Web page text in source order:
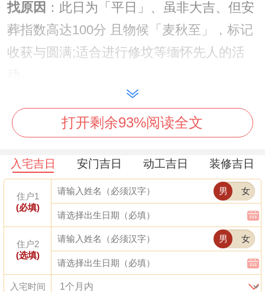
找原因 ：此日为「平日」、虽非大吉、但安
葬指数高达100分 且物候「麦秋至」，标记
收获与圆满;适合进行修坟等缅怀先人的活
冲虎煞南 属虎者需谨慎回避。
【日期】6月4日
（星期四，农历四月十九）
宜:安葬、修坟、祭祀
:祈福、求嗣、嫁娶
吉时：上午5-7点（卯时）、中午11点-下午
1点（午时）。
打开剩余93%阅读全文
入宅吉日 安门吉日 动工吉日 装修吉日
住户1
(必填)
男 女
住户2
(选填)
男 女
入宅时间